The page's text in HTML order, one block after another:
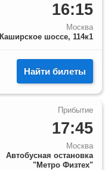
16:15
Москва
Каширское шоссе, 114к1
Найти билеты
17:45
Москва
Автобусная остановка
"Метро Физтех"